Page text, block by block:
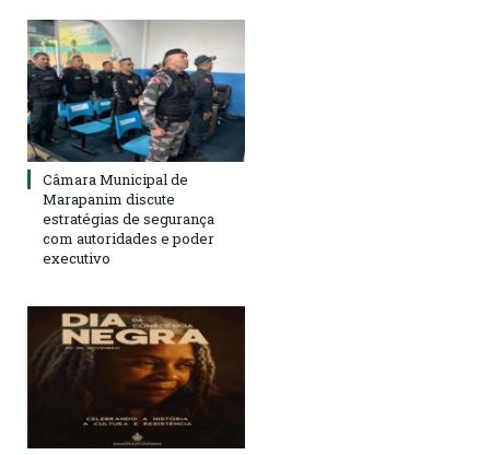
Câmara Municipal de
Marapanim discute
estratégias de segurança
com autoridades e poder
executivo